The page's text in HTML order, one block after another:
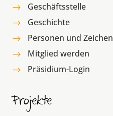
$ Geschäftsstelle
$ Geschichte
$ Personen und Zeichen
$ Mitglied werden
$ Präsidium-Login
Projekte